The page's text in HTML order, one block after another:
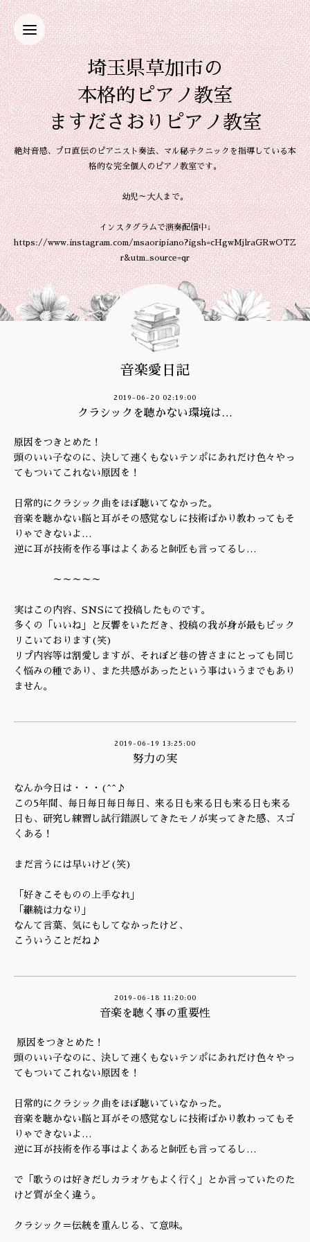
埼玉県草加市の
本格的ピアノ教室
ますださおりピアノ教室
絶対音感、プロ直伝のピアニスト奏法、マル秘テクニックを指導している本
格的な完全個人のピアノ教室です。
幼児～大人まで。
インスタグラムで演奏配信中↓
https://www.instagram.com/msaoripiano?igsh=cHgwMjlraGRwOTZ
r&utm_source=qr
音楽愛日記
2019-06-20 02:19:00
クラシックを聴かない環境は…
原因をつきとめた！
頭のいい子なのに、決して速くもないテンポにあれだけ色々やっ
てもついてこれない原因を！
日常的にクラシック曲をほぼ聴いてなかった。
音楽を聴かない脳と耳がその感覚なしに技術ばかり教わってもそ
りゃできないよ…
逆に耳が技術を作る事はよくあると師匠も言ってるし…
～～～～～
実はこの内容、SNSにて投稿したものです。
多くの「いいね」と反響をいただき、投稿の我が身が最もビック
リこいております(笑)
リプ内容等は割愛しますが、それぼど巷の皆さまにとっても同じ
く悩みの種であり、また共感があったという事はいうまでもあり
ません。
2019-06-19 13:25:00
努力の実
なんか今日は・・・(^^♪
この5年間、毎日毎日毎日毎日、来る日も来る日も来る日も来る
日も、研究し練習し試行錯誤してきたモノが実ってきた感、スゴ
くある！
まだ言うには早いけど(笑)
「好きこそものの上手なれ」
「継続は力なり」
なんて言葉、気にもしてなかったけど、
こういうことだね♪
2019-06-18 11:20:00
音楽を聴く事の重要性
原因をつきとめた！
頭のいい子なのに、決して速くもないテンポにあれだけ色々やっ
てもついてこれない原因を！
日常的にクラシック曲をほぼ聴いていなかった。
音楽を聴かない脳と耳がその感覚なしに技術ばかり教わってもそ
りゃできないよ…
逆に耳が技術を作る事はよくあると師匠も言ってるし…
で「歌うのは好きだしカラオケもよく行く」とか言っていたのた
けど質が全く違う。
クラシック＝伝統を重んじる、て意味。